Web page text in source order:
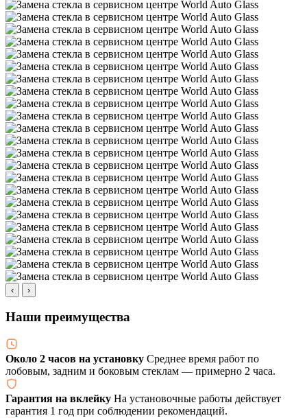
‹ ›
Наши преимущества
Около 2 часов на установку Среднее время работ по
лобовым, задним и боковым стеклам — примерно 2 часа.
Гарантия на вклейку На установочные работы действует
гарантия 1 год при соблюдении рекомендаций.